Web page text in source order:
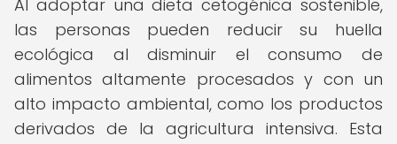
Al adoptar una dieta cetogénica sostenible,
las personas pueden reducir su huella
ecológica al disminuir el consumo de
alimentos altamente procesados y con un
alto impacto ambiental, como los productos
derivados de la agricultura intensiva. Esta